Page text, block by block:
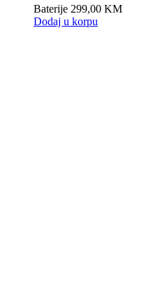
Baterije 299,00 KM
Dodaj u korpu